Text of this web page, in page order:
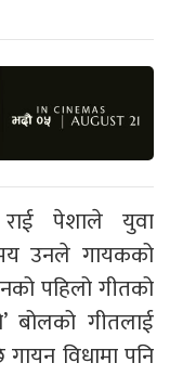
पेशाले युवा
उनले गायकको
पहिलो गीतको
बोलको गीतलाई
विधामा पनि